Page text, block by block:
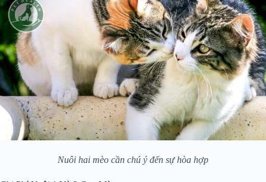
Nuôi hai mèo cần chú ý đến sự hòa hợp